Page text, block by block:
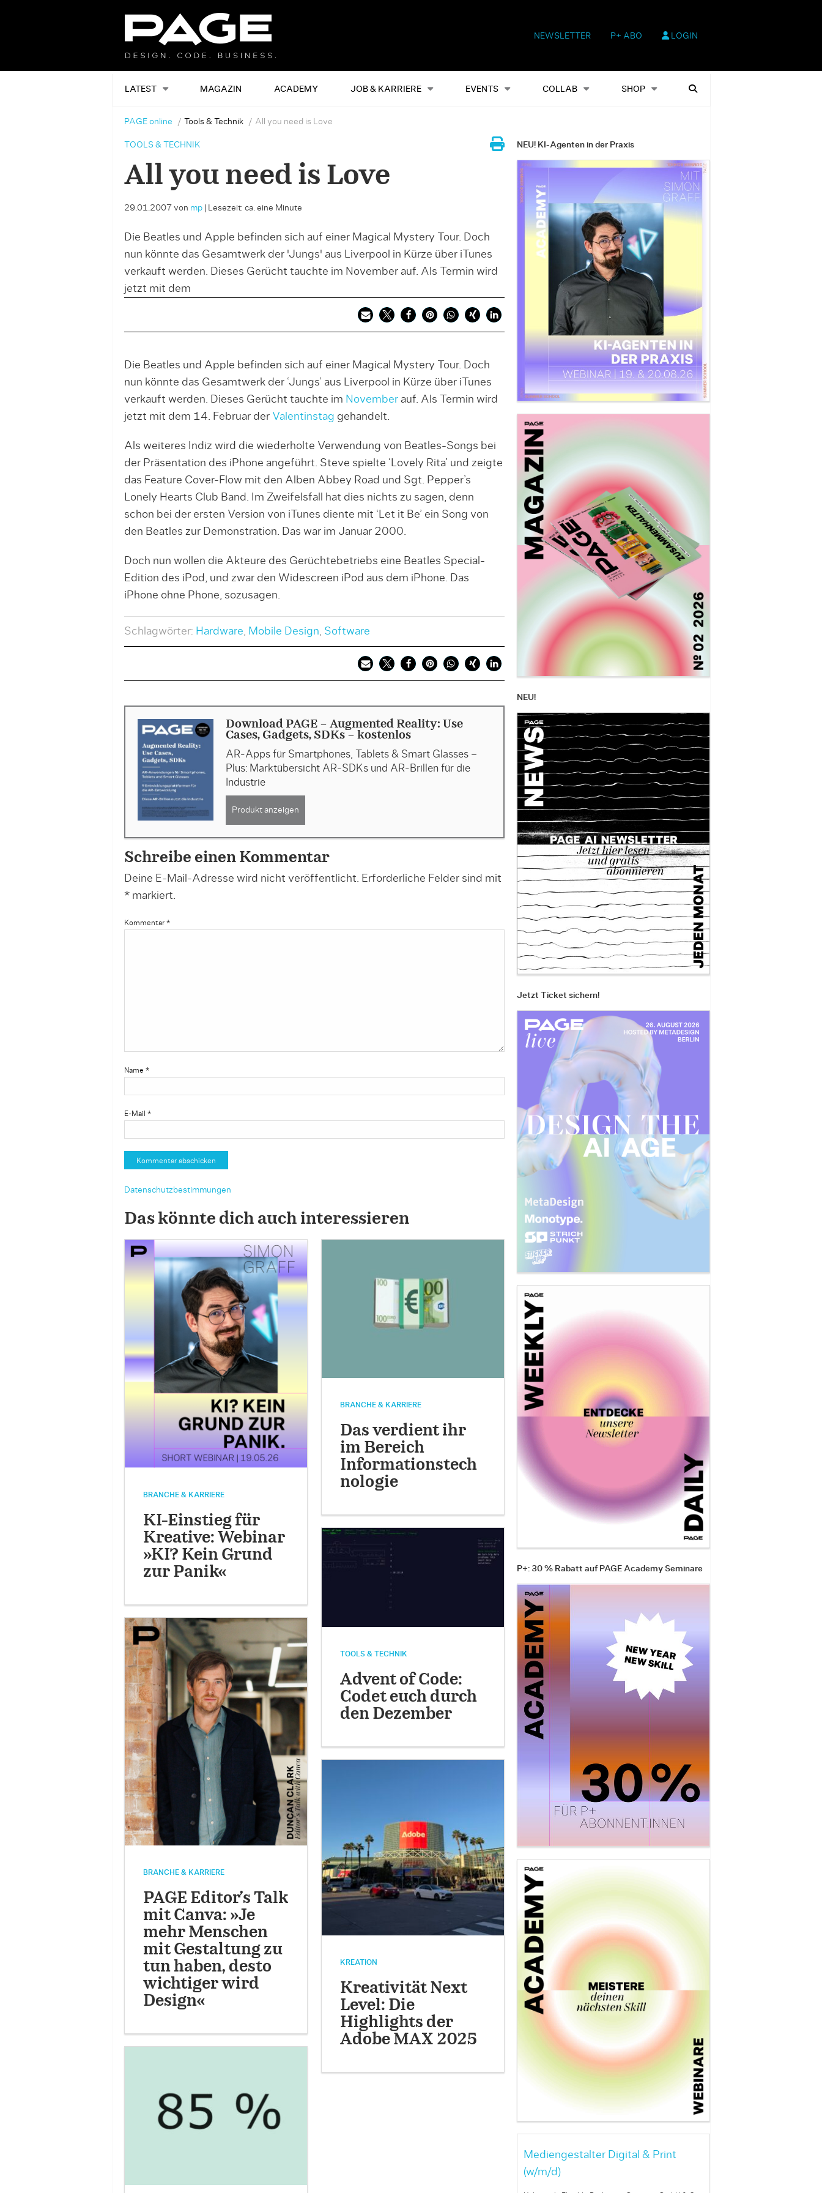
NEWSLETTER P+ ABO LOGIN
LATEST MAGAZIN ACADEMY JOB & KARRIERE EVENTS COLLAB SHOP
Alles Events Shop Heftausgaben Suchen
PAGE online Tools & Technik All you need is Love
TOOLS & TECHNIK
All you need is Love
29.01.2007 von mp| Lesezeit: ca. eine Minute
Die Beatles und Apple befinden sich auf einer Magical Mystery Tour. Doch
nun könnte das Gesamtwerk der 'Jungs' aus Liverpool in Kürze über iTunes
verkauft werden. Dieses Gerücht tauchte im November auf. Als Termin wird
jetzt mit dem
Die Beatles und Apple befinden sich auf einer Magical Mystery Tour. Doch
nun könnte das Gesamtwerk der ‘Jungs’ aus Liverpool in Kürze über iTunes
verkauft werden. Dieses Gerücht tauchte im Novemberauf. Als Termin wird
jetzt mit dem 14. Februar der Valentinstag gehandelt.
Als weiteres Indiz wird die wiederholte Verwendung von Beatles-Songs bei
der Präsentation des iPhone angeführt. Steve spielte ‘Lovely Rita’ und zeigte
das Feature Cover-Flow mit den Alben Abbey Road und Sgt. Pepper’s
Lonely Hearts Club Band. Im Zweifelsfall hat dies nichts zu sagen, denn
schon bei der ersten Version von iTunes diente mit ‘Let it Be’ ein Song von
den Beatles zur Demonstration. Das war im Januar 2000.
Doch nun wollen die Akteure des Gerüchtebetriebs eine Beatles Special-
Edition des iPod, und zwar den Widescreen iPod aus dem iPhone. Das
iPhone ohne Phone, sozusagen.
Schlagwörter: Hardware, Mobile Design, Software
Download PAGE - Augmented Reality: Use
Cases, Gadgets, SDKs - kostenlos
AR-Apps für Smartphones, Tablets & Smart Glas­ses –
Plus: Marktübersicht AR-SDKs und AR-Brillen für die
Industrie
Produkt anzeigen
Schreibe einen Kommentar
Deine E-Mail-Adresse wird nicht veröffentlicht. Erforderliche Felder sind mit
*markiert.
Kommentar *
Name *
E-Mail *
Datenschutzbestimmungen
Das könnte dich auch interessieren
BRANCHE & KARRIERE
KI-Einstieg für
Kreative: Webinar
»KI? Kein Grund
zur Panik«
BRANCHE & KARRIERE
Das verdient ihr
im Bereich
Informationstech
nologie
BRANCHE & KARRIERE
PAGE Editor’s Talk
mit Canva: »Je
mehr Menschen
mit Gestaltung zu
tun haben, desto
wichtiger wird
Design«
TOOLS & TECHNIK
Advent of Code:
Codet euch durch
den Dezember
KREATION
Kreativität Next
Level: Die
Highlights der
Adobe MAX 2025
NEU! KI-Agenten in der Praxis
NEU!
Jetzt Ticket sichern!
P+: 30 % Rabatt auf PAGE Academy Seminare
Mediengestalter Digital & Print
(w/m/d)